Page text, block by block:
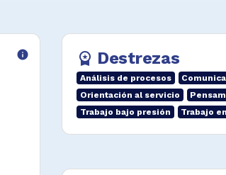
info workspace_premium Destrezas
Análisis de procesos
Orientación al servicio
Trabajo bajo presión
Trabajo